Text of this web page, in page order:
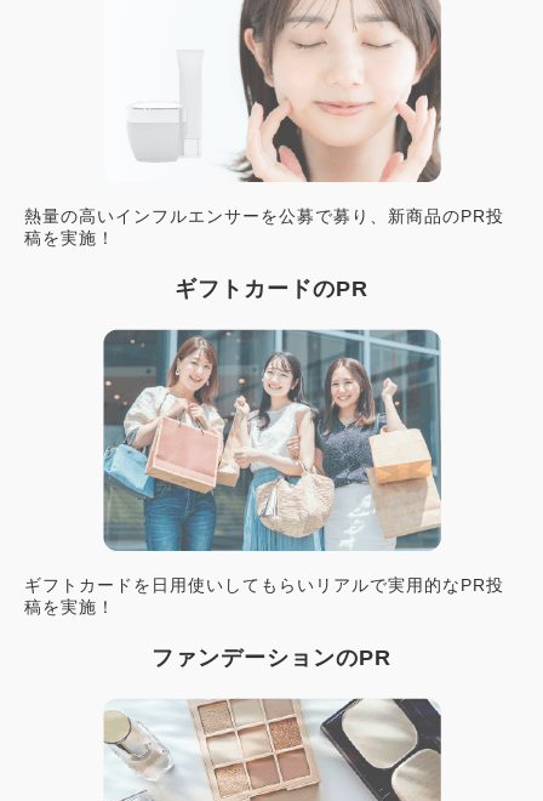
熱量の高いインフルエンサーを公募で募り、新商品のPR投
稿を実施！
ギフトカードのPR
ギフトカードを日用使いしてもらいリアルで実用的なPR投
稿を実施！
ファンデーションのPR